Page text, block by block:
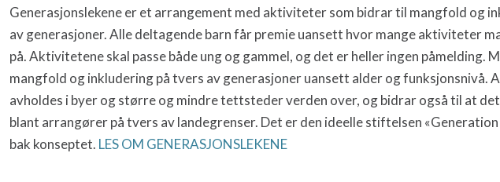
Generasjonslekene er et arrangement med aktiviteter som bidrar til mangfold og
av generasjoner.Alle deltagende barn får premie uansett hvor mange aktiviteter
på.Aktivitetene skal passe både ung og gammel, og det er heller ingen påmelding.
mangfold og inkludering på tvers av generasjoner uansett alder og funksjonsnivå.
avholdes i byer og større og mindre tettsteder verden over, og bidrar også til at
blant arrangører på tvers av landegrenser. Det er den ideelle stiftelsen
bak konseptet. LES OM GENERASJONSLEKENE